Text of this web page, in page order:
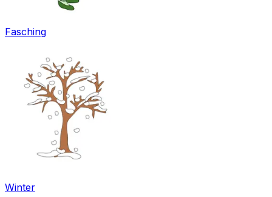
Fasching
Winter